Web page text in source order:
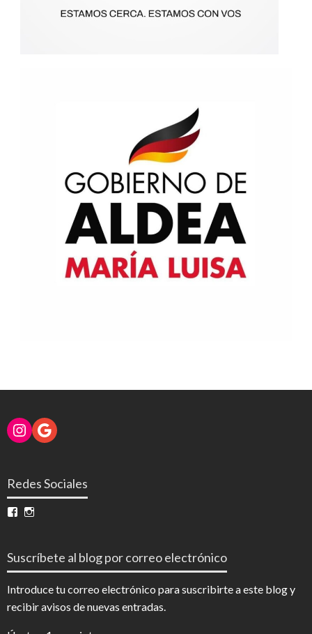
Instagram
Google
Redes Sociales
Ver
en en
Suscríbete al blog por correo electrónico
Introduce tu correo electrónico para suscribirte a este blog y
recibir avisos de nuevas entradas.